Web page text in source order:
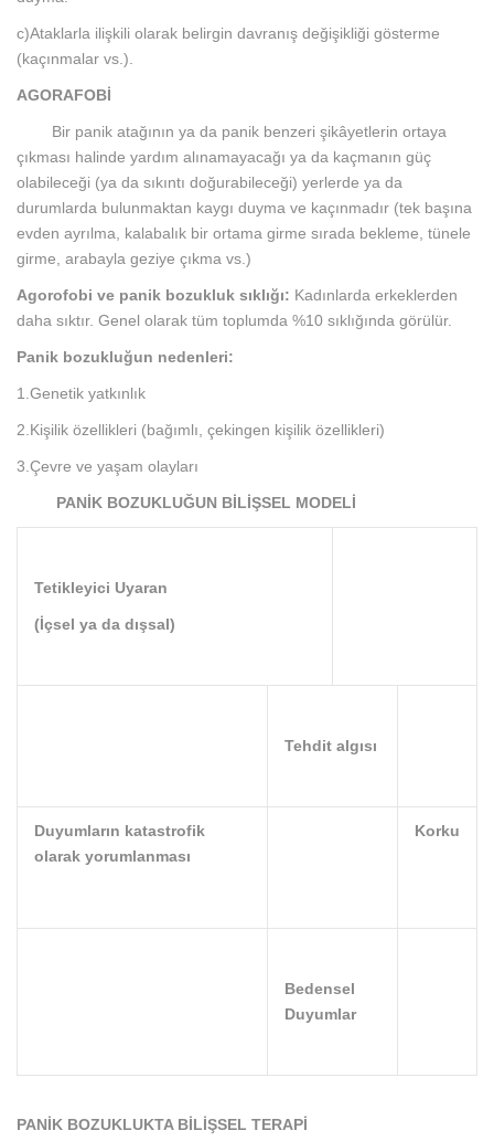
c)Ataklarla ilişkili olarak belirgin davranış değişikliği gösterme
(kaçınmalar vs.).
AGORAFOBİ
Bir panik atağının ya da panik benzeri şikâyetlerin ortaya
çıkması halinde yardım alınamayacağı ya da kaçmanın güç
olabileceği (ya da sıkıntı doğurabileceği) yerlerde ya da
durumlarda bulunmaktan kaygı duyma ve kaçınmadır (tek başına
evden ayrılma, kalabalık bir ortama girme sırada bekleme, tünele
girme, arabayla geziye çıkma vs.)
Agorofobi ve panik bozukluk sıklığı: Kadınlarda erkeklerden
daha sıktır. Genel olarak tüm toplumda %10 sıklığında görülür.
Panik bozukluğun nedenleri:
1.Genetik yatkınlık
2.Kişilik özellikleri (bağımlı, çekingen kişilik özellikleri)
3.Çevre ve yaşam olayları
PANİK BOZUKLUĞUN BİLİŞSEL MODELİ
Tetikleyici Uyaran
(İçsel ya da dışsal)
Tehdit algısı
Duyumların katastrofik
olarak yorumlanması
Korku
Bedensel
Duyumlar
PANİK BOZUKLUKTA BİLİŞSEL TERAPİ